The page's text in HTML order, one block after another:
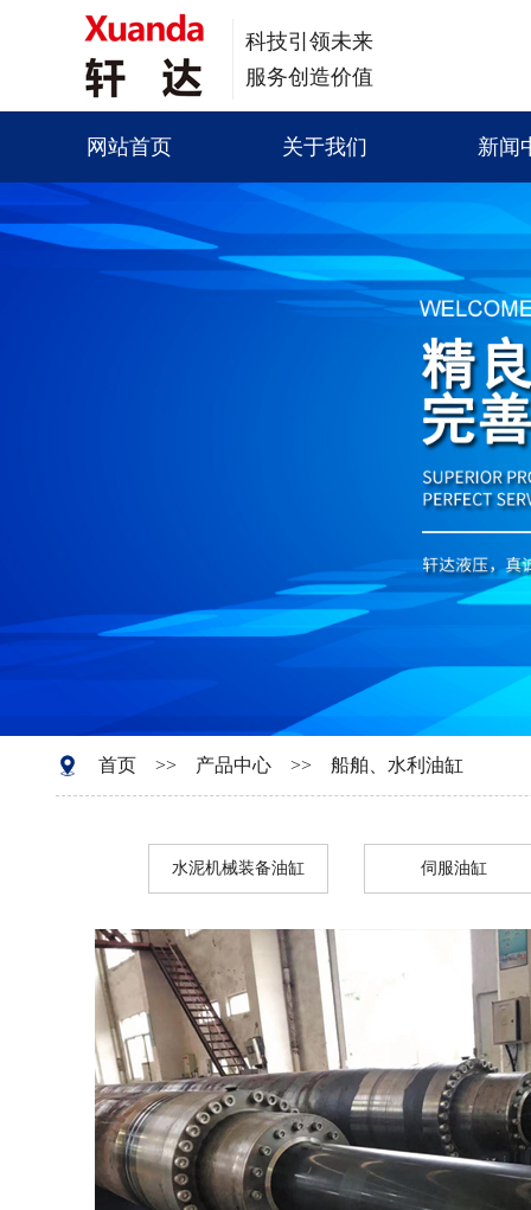
科技引领未来
服务创造价值
网站首页 关于我们 新闻
首页>> 产品中心>> 船舶、水利油缸
水泥机械装备油缸 伺服油缸